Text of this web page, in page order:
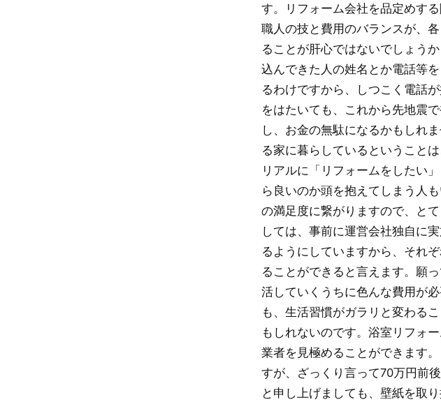
す。リフォーム会社を品定めす
職人の技と費用のバランスが、
ることが肝心ではないでしょう
込んできた人の姓名とか電話等
るわけですから、しつこく電話
をはたいても、これから先地震
し、お金の無駄になるかもしれ
る家に暮らしているということ
リアルに「リフォームをしたい
ら良いのか頭を抱えてしまう人
の満足度に繋がりますので、と
しては、事前に運営会社独自に
るようにしていますから、それ
ることができると言えます。願
活していくうちに色んな費用が
も、生活習慣がガラリと変わる
もしれないのです。浴室リフォ
業者を見極めることができます
すが、ざっくり言って70万円前
と申し上げましても、壁紙を取